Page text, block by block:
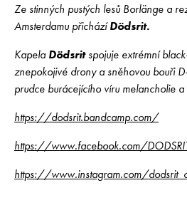
Ze stinných pustých lesů Borlänge a
Amsterdamu přicházíDödsrit.
KapelaDödsritspojuje extrémní
znepokojivé drony a sněhovou bouři
prudce burácejícího víru melancholie
https://dodsrit.bandcamp.com/
https://www.facebook.com/
https://www.instagram.com/